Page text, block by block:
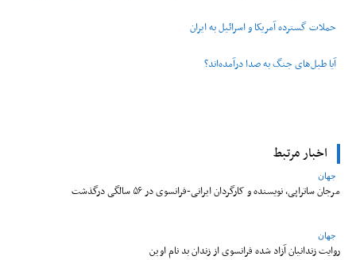
حملات گسترده آمریکا و اسرائیل به ایران
آیا طبل‌های جنگ به صدا درآمده‌اند؟
اخبار مرتبط
جهان
مرجان ساتراپی، نویسنده و کارگردان ایرانی-فرانسوی در ۵۶ سالگی درگذشت
جهان
روایت زندانیان آزاد شده فرانسوی از زندان ‌بد نام اوین